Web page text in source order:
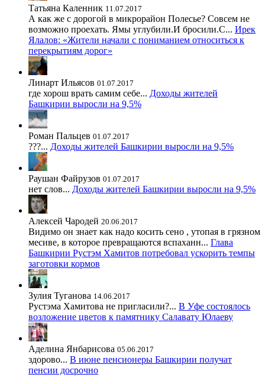
Татьяна Каленник 11.07.2017
А как же с дорогой в микрорайон Полесье? Совсем не
возможно проехать. Ямы углубили.И бросили.С... Ирек
Ялалов: «Жители начали с пониманием относиться к
перекрытиям дорог»
Линарт Ильясов 01.07.2017
где хорош врать самим себе... Доходы жителей
Башкирии выросли на 9,5%
Роман Пальцев 01.07.2017
???... Доходы жителей Башкирии выросли на 9,5%
Раушан Файрузов 01.07.2017
нет слов... Доходы жителей Башкирии выросли на 9,5%
Алексей Чародей 20.06.2017
Видимо он знает как надо косить сено , утопая в грязном
месиве, в которое превращаются вспаханн... Глава
Башкирии Рустэм Хамитов потребовал ускорить темпы
заготовки кормов
Зулия Туганова 14.06.2017
Рустэма Хамитова не пригласили?... В Уфе состоялось
возложение цветов к памятнику Салавату Юлаеву
Аделина Янбарисова 05.06.2017
здорово... В июне пенсионеры Башкирии получат
пенсии досрочно